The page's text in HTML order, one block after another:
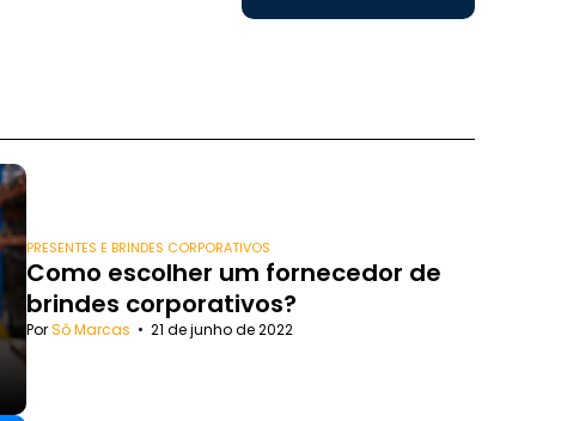
PRESENTES E BRINDES CORPORATIVOS
Como escolher um fornecedor de
brindes corporativos?
PorSó Marcas • 21 de junho de 2022